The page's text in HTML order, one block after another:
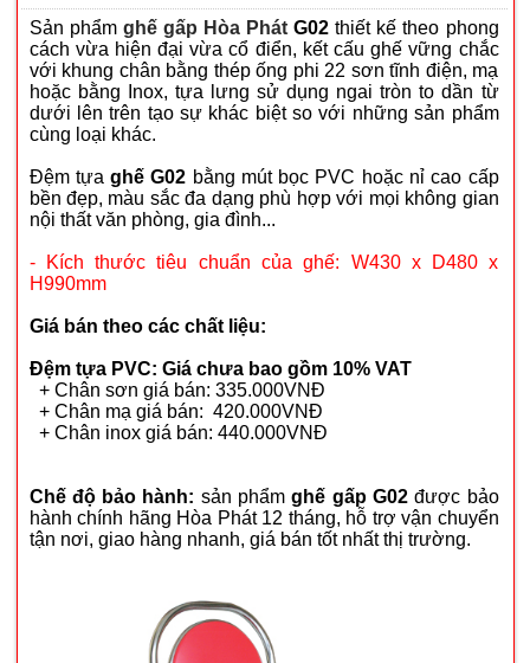
Sản phẩm ghế gấp Hòa Phát G02 thiết kế theo phong
cách vừa hiện đại vừa cổ điển, kết cấu ghế vững chắc
với khung chân bằng thép ống phi 22 sơn tĩnh điện, mạ
hoặc bằng Inox, tựa lưng sử dụng ngai tròn to dần từ
dưới lên trên tạo sự khác biệt so với những sản phẩm
cùng loại khác.
Đệm tựaghế G02 bằng mút bọc PVC hoặc nỉ cao cấp
bền đẹp, màu sắc đa dạng phù hợp với mọi không gian
nội thất văn phòng, gia đình...
- Kích thước tiêu chuẩn của ghế: W430 x D480 x
H990mm
Giá bán theo các chất liệu:
Đệm tựa PVC: Giá chưa bao gồm 10% VAT
+ Chân sơn giá bán: 335.000VNĐ
+ Chân mạ giá bán: 420.000VNĐ
+ Chân inox giá bán: 440.000VNĐ
Chế độ bảo hành: sản phẩmghế gấp G02được bảo
hành chính hãng Hòa Phát 12 tháng, hỗ trợ vận chuyển
tận nơi, giao hàng nhanh, giá bán tốt nhất thị trường.